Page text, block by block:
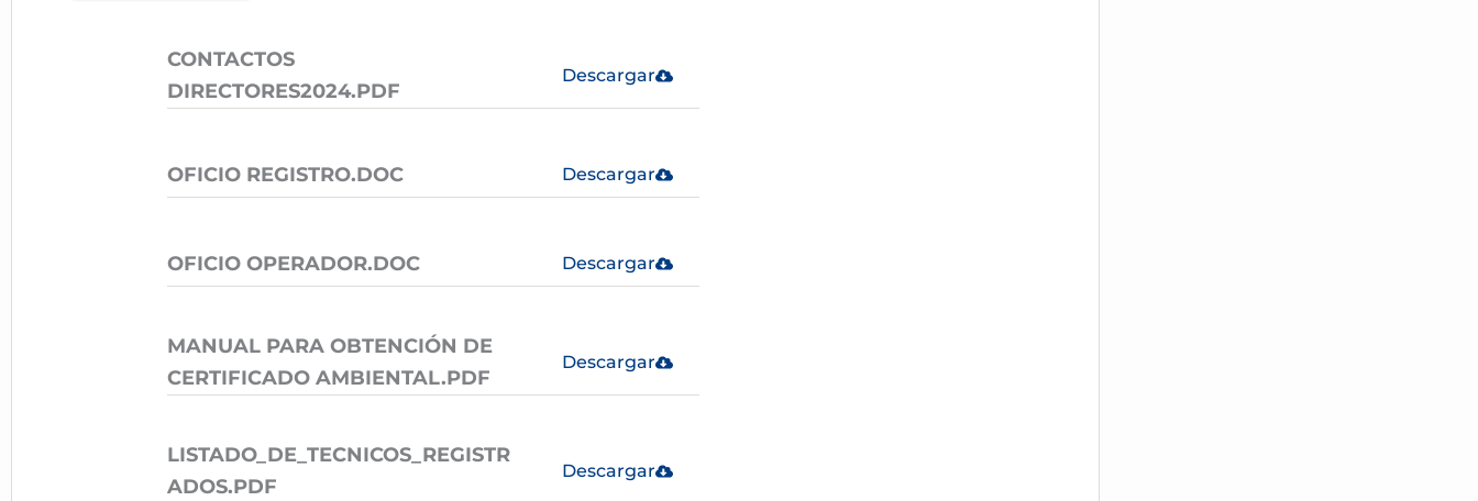
CONTACTOS
DIRECTORES2024.PDF
Descargar
OFICIO REGISTRO.DOC Descargar
OFICIO OPERADOR.DOC Descargar
MANUAL PARA OBTENCIÓN DE
CERTIFICADO AMBIENTAL.PDF
Descargar
LISTADO_DE_TECNICOS_REGISTR
ADOS.PDF
Descargar